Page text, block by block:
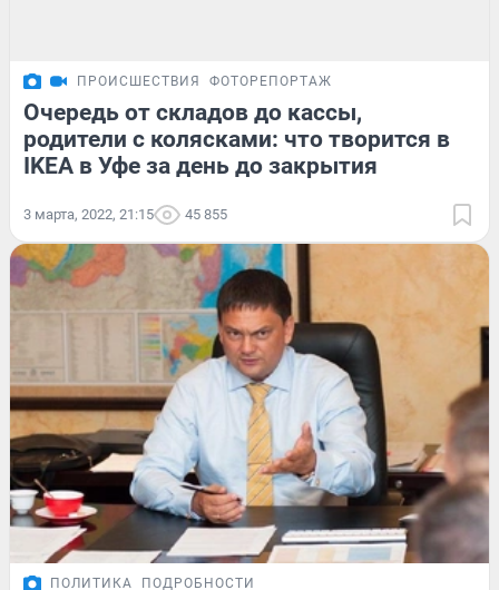
ПРОИСШЕСТВИЯ ФОТОРЕПОРТАЖ
Очередь от складов до кассы,
родители с колясками: что творится в
IKEA в Уфе за день до закрытия
3 марта, 2022, 21:15 45 855
ПОЛИТИКА ПОДРОБНОСТИ